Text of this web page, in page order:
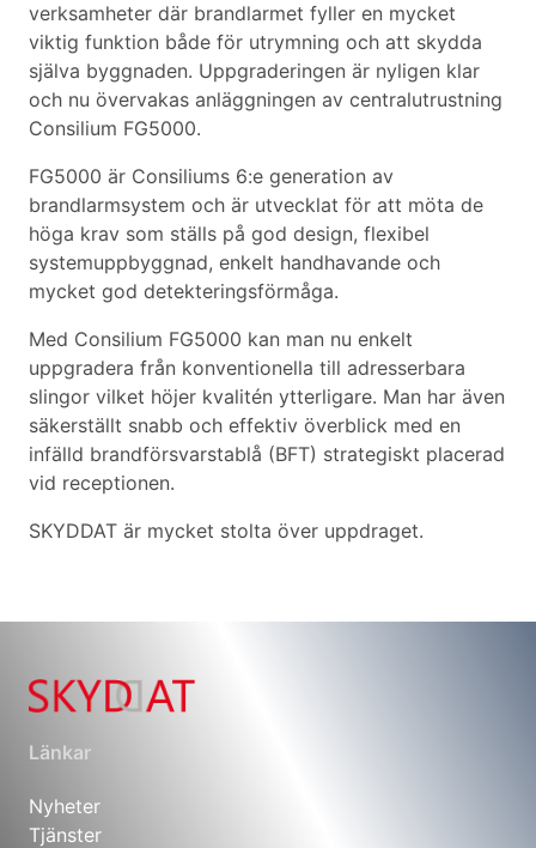
verksamheter där brandlarmet fyller en mycket
viktig funktion både för utrymning och att skydda
själva byggnaden. Uppgraderingen är nyligen klar
och nu övervakas anläggningen av centralutrustning
Consilium FG5000.
FG5000 är Consiliums 6:e generation av
brandlarmsystem och är utvecklat för att möta de
höga krav som ställs på god design, flexibel
systemuppbyggnad, enkelt handhavande och
mycket god detekteringsförmåga.
Med Consilium FG5000 kan man nu enkelt
uppgradera från konventionella till adresserbara
slingor vilket höjer kvalitén ytterligare. Man har även
säkerställt snabb och effektiv överblick med en
infälld brandförsvarstablå (BFT) strategiskt placerad
vid receptionen.
SKYDDAT är mycket stolta över uppdraget.
Länkar
Nyheter
Tjänster